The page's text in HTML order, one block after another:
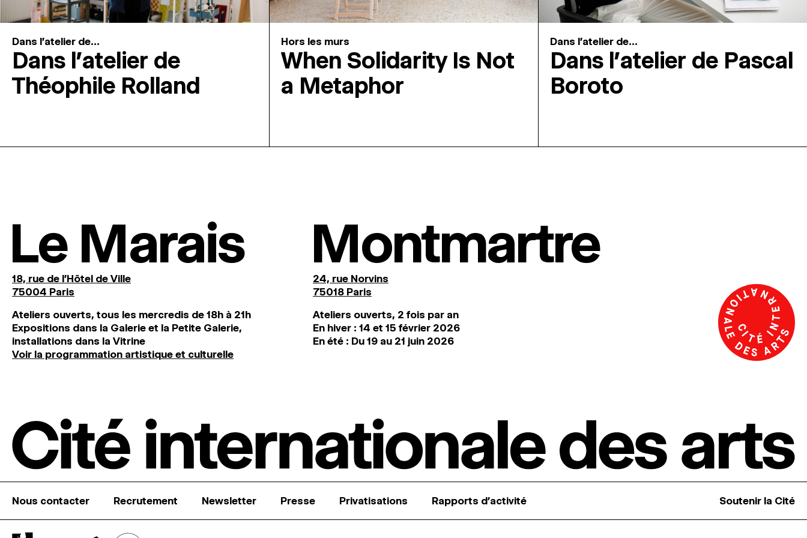
Dans l'atelier de...
Dans l’atelier de
Théophile Rolland
Hors les murs
When Solidarity Is Not
a Metaphor
Dans l'atelier de...
Dans l’atelier de Pascal
Boroto
Le Marais
18, rue de l'Hôtel de Ville
75004 Paris
Ateliers ouverts, tous les mercredis de 18h à 21h
Expositions dans la Galerie et la Petite Galerie,
installations dans la Vitrine
Voir la programmation artistique et culturelle
Montmartre
24, rue Norvins
75018 Paris
Ateliers ouverts, 2 fois par an
En hiver : 14 et 15 février 2026
En été : Du 19 au 21 juin 2026
Nous contacter Recrutement Newsletter Presse Privatisations Rapports d’activité Soutenir la Cité